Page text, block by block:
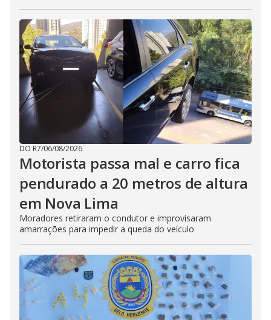
DO R7/06/08/2026
Motorista passa mal e carro fica
pendurado a 20 metros de altura
em Nova Lima
Moradores retiraram o condutor e improvisaram
amarrações para impedir a queda do veículo